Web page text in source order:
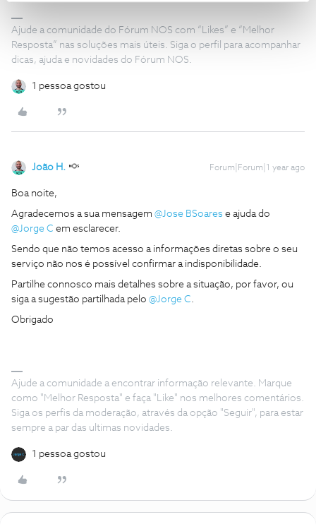
Ajude a comunidade do Fórum NOS com “Likes” e “Melhor
Resposta” nas soluções mais úteis. Siga o perfil para acompanhar
dicas, ajuda e novidades do Fórum NOS.
1 pessoa gostou
João H. Forum|Forum|1 year ago
Boa noite,
Agradecemos a sua mensagem ​ @Jose BSoares e ajuda do ​
@Jorge C em esclarecer.
Sendo que não temos acesso a informações diretas sobre o seu
serviço não nos é possível confirmar a indisponibilidade.
Partilhe connosco mais detalhes sobre a situação, por favor, ou
siga a sugestão partilhada pelo ​ @Jorge C.
Obrigado
Ajude a comunidade a encontrar informação relevante. Marque
como "Melhor Resposta" e faça "Like" nos melhores comentários.
Siga os perfis da moderação, através da opção "Seguir", para estar
sempre a par das ultimas novidades.
1 pessoa gostou